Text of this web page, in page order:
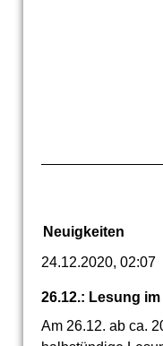
Neuigkeiten
24.12.2020, 02:07
26.12.: Lesung
Am 26.12. ab ca.